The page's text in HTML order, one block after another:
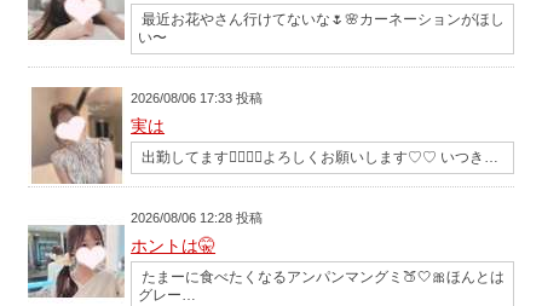
最近お花やさん行けてないな🌷🌸カーネーションがほし
い〜
2026/08/06 17:33 投稿
実は
出勤してます🙋🏻‍♀️✨️よろしくお願いします♡♡ いつき…
2026/08/06 12:28 投稿
ホントは🤫
たまーに食べたくなるアンパンマングミ🍑‎🤍🎀ほんとは
グレー…